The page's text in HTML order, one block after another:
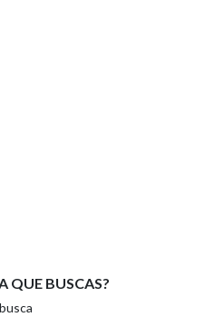
da política de
na imaxe:
QUE BUSCAS?